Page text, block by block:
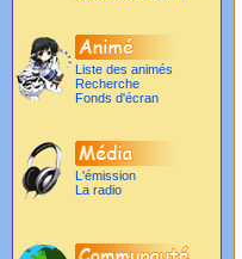
Liste des animés
Recherche
Fonds d'écran
L'émission
La radio